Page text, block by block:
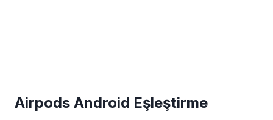
Airpods Android Eşleştirme